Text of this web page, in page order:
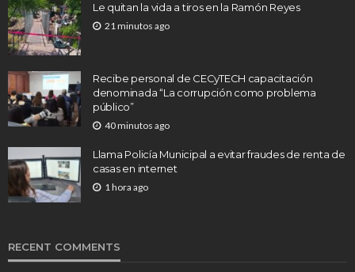
Le quitan la vida a tiros en la Ramón Reyes
21 minutos ago
Recibe personal de CECyTECH capacitación
denominada “La corrupción como problema
público”
40 minutos ago
Llama Policía Municipal a evitar fraudes de renta de
casas en internet
1 hora ago
RECENT COMMENTS